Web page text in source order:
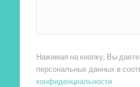
Нажимая на кнопку, Вы
персональных данных в
конфиденциальности